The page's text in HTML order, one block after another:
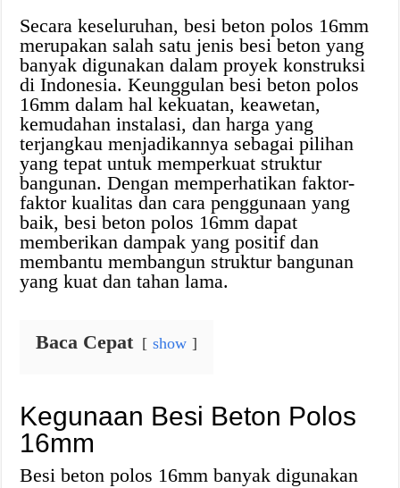
Secara keseluruhan, besi beton polos 16mm
merupakan salah satu jenis besi beton yang
banyak digunakan dalam proyek konstruksi
di Indonesia. Keunggulan besi beton polos
16mm dalam hal kekuatan, keawetan,
kemudahan instalasi, dan harga yang
terjangkau menjadikannya sebagai pilihan
yang tepat untuk memperkuat struktur
bangunan. Dengan memperhatikan faktor-
faktor kualitas dan cara penggunaan yang
baik, besi beton polos 16mm dapat
memberikan dampak yang positif dan
membantu membangun struktur bangunan
yang kuat dan tahan lama.
Baca Cepat show
Kegunaan Besi Beton Polos
16mm
Besi beton polos 16mm banyak digunakan